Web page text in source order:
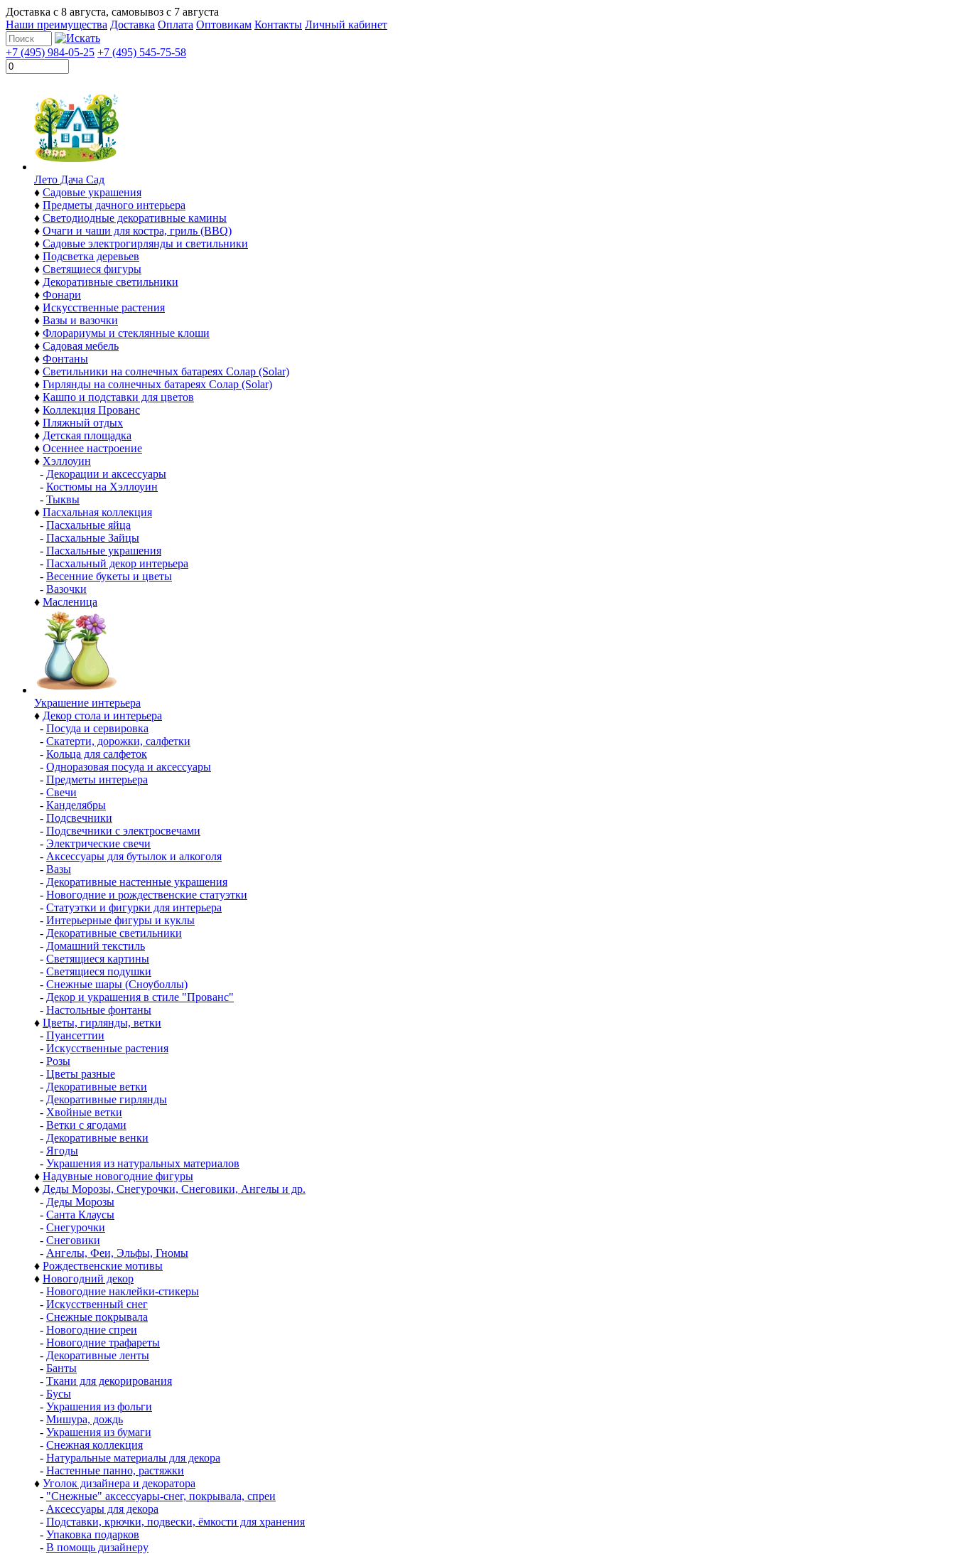
Доставка с 8 августа, самовывоз с 7 августа
Наши преимущества Доставка Оплата Оптовикам Контакты Личный кабинет
+7 (495) 984-05-25 +7 (495) 545-75-58
Лето Дача Сад
♦ Садовые украшения
♦ Предметы дачного интерьера
♦ Светодиодные декоративные камины
♦ Очаги и чаши для костра, гриль (BBQ)
♦ Садовые электрогирлянды и светильники
♦ Подсветка деревьев
♦ Светящиеся фигуры
♦ Декоративные светильники
♦ Фонари
♦ Искусственные растения
♦ Вазы и вазочки
♦ Флорариумы и стеклянные клоши
♦ Садовая мебель
♦ Фонтаны
♦ Светильники на солнечных батареях Солар (Solar)
♦ Гирлянды на солнечных батареях Солар (Solar)
♦ Кашпо и подставки для цветов
♦ Коллекция Прованс
♦ Пляжный отдых
♦ Детская площадка
♦ Осеннее настроение
♦ Хэллоуин
- Декорации и аксессуары
- Костюмы на Хэллоуин
- Тыквы
♦ Пасхальная коллекция
- Пасхальные яйца
- Пасхальные Зайцы
- Пасхальные украшения
- Пасхальный декор интерьера
- Весенние букеты и цветы
- Вазочки
♦ Масленица
Украшение интерьера
♦ Декор стола и интерьера
- Посуда и сервировка
- Скатерти, дорожки, салфетки
- Кольца для салфеток
- Одноразовая посуда и аксессуары
- Предметы интерьера
- Свечи
- Канделябры
- Подсвечники
- Подсвечники с электросвечами
- Электрические свечи
- Аксессуары для бутылок и алкоголя
- Вазы
- Декоративные настенные украшения
- Новогодние и рождественские статуэтки
- Статуэтки и фигурки для интерьера
- Интерьерные фигуры и куклы
- Декоративные светильники
- Домашний текстиль
- Светящиеся картины
- Светящиеся подушки
- Снежные шары (Сноуболлы)
- Декор и украшения в стиле "Прованс"
- Настольные фонтаны
♦ Цветы, гирлянды, ветки
- Пуансеттии
- Искусственные растения
- Розы
- Цветы разные
- Декоративные ветки
- Декоративные гирлянды
- Хвойные ветки
- Ветки с ягодами
- Декоративные венки
- Ягоды
- Украшения из натуральных материалов
♦ Надувные новогодние фигуры
♦ Деды Морозы, Снегурочки, Снеговики, Ангелы и др.
- Деды Морозы
- Санта Клаусы
- Снегурочки
- Снеговики
- Ангелы, Феи, Эльфы, Гномы
♦ Рождественские мотивы
♦ Новогодний декор
- Новогодние наклейки-стикеры
- Искусственный снег
- Снежные покрывала
- Новогодние спреи
- Новогодние трафареты
- Декоративные ленты
- Банты
- Ткани для декорирования
- Бусы
- Украшения из фольги
- Мишура, дождь
- Украшения из бумаги
- Снежная коллекция
- Натуральные материалы для декора
- Настенные панно, растяжки
♦ Уголок дизайнера и декоратора
- "Снежные" аксессуары-снег, покрывала, спреи
- Аксессуары для декора
- Подставки, крючки, подвески, ёмкости для хранения
- Упаковка подарков
- В помощь дизайнеру